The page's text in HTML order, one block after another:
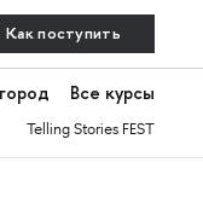
Как поступить
Все курсы
Telling Stories FEST